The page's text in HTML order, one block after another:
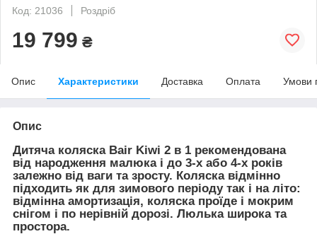
Код: 21036
Роздріб
19 799 ₴
Опис Характеристики Доставка Оплата Умови
Опис
Дитяча коляска Bair Kiwi 2 в 1 рекомендована
від народження малюка і до 3-х або 4-х років
залежно від ваги та зросту. Коляска відмінно
підходить як для зимового періоду так і на літо:
відмінна амортизація, коляска проїде і мокрим
снігом і по нерівній дорозі. Люлька широка та
простора.